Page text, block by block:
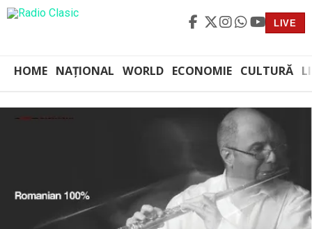
LIVE
HOME NAȚIONAL WORLD ECONOMIE CULTURĂ